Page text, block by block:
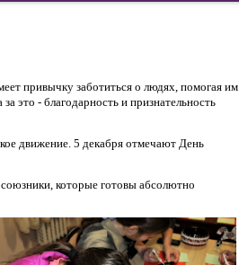
привычку заботиться о людях, помогая им
это - благодарность и признательность
движение. 5 декабря отмечают День
которые готовы абсолютно